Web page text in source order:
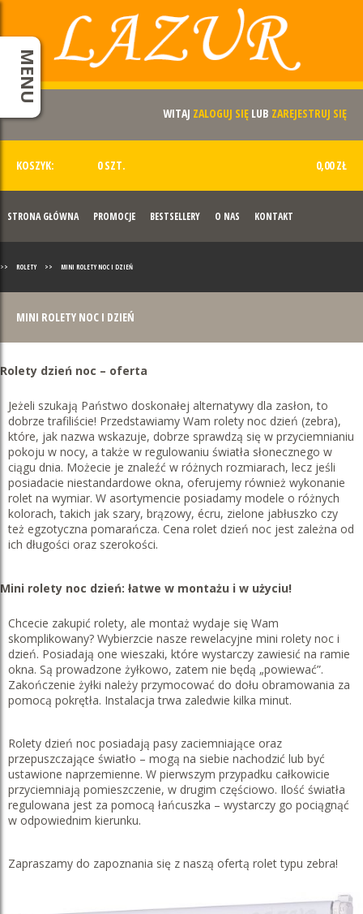
WITAJ ZALOGUJ SIĘ LUB ZAREJESTRUJ SIĘ
KOSZYK: 0 SZT. 0,00 ZŁ
STRONA GŁÓWNA PROMOCJE BESTSELLERY O NAS KONTAKT
MENU
>> ROLETY >> MINI ROLETY NOC I DZIEŃ
MINI ROLETY NOC I DZIEŃ
Rolety dzień noc – oferta
Jeżeli szukają Państwo doskonałej alternatywy dla zasłon, to
dobrze trafiliście! Przedstawiamy Wam rolety noc dzień (zebra),
które, jak nazwa wskazuje, dobrze sprawdzą się w przyciemnianiu
pokoju w nocy, a także w regulowaniu światła słonecznego w
ciągu dnia. Możecie je znaleźć w różnych rozmiarach, lecz jeśli
posiadacie niestandardowe okna, oferujemy również wykonanie
rolet na wymiar. W asortymencie posiadamy modele o różnych
kolorach, takich jak szary, brązowy, écru, zielone jabłuszko czy
też egzotyczna pomarańcza. Cena rolet dzień noc jest zależna od
ich długości oraz szerokości.
Mini rolety noc dzień: łatwe w montażu i w użyciu!
Chcecie zakupić rolety, ale montaż wydaje się Wam
skomplikowany? Wybierzcie nasze rewelacyjne mini rolety noc i
dzień. Posiadają one wieszaki, które wystarczy zawiesić na ramie
okna. Są prowadzone żyłkowo, zatem nie będą „powiewać”.
Zakończenie żyłki należy przymocować do dołu obramowania za
pomocą pokrętła. Instalacja trwa zaledwie kilka minut.
Rolety dzień noc posiadają pasy zaciemniające oraz
przepuszczające światło – mogą na siebie nachodzić lub być
ustawione naprzemienne. W pierwszym przypadku całkowicie
przyciemniają pomieszczenie, w drugim częściowo. Ilość światła
regulowana jest za pomocą łańcuszka – wystarczy go pociągnąć
w odpowiednim kierunku.
Zapraszamy do zapoznania się z naszą ofertą rolet typu zebra!